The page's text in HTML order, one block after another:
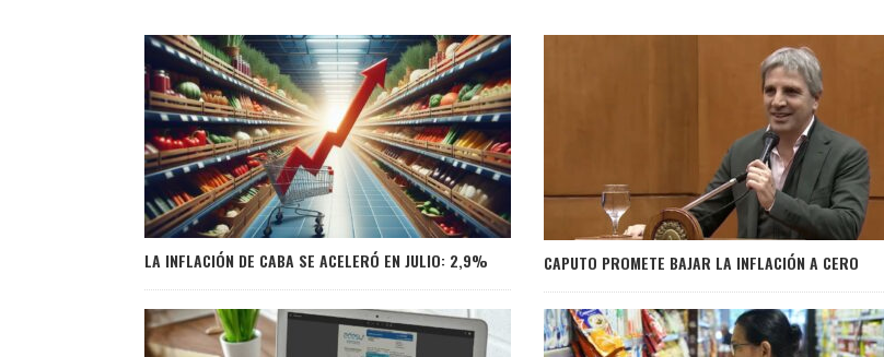
LA INFLACIÓN DE CABA SE ACELERÓ EN JULIO: 2,9% CAPUTO PROMETE BAJAR LA INFLACIÓN A CERO